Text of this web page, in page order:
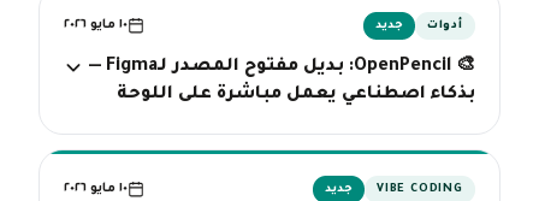
أدوات جديد ١٠ مايو ٢٠٢٦
🎨 OpenPencil: بديل مفتوح المصدر لـFigma —
بذكاء اصطناعي يعمل مباشرة على اللوحة
VIBE CODING جديد ١٠ مايو ٢٠٢٦